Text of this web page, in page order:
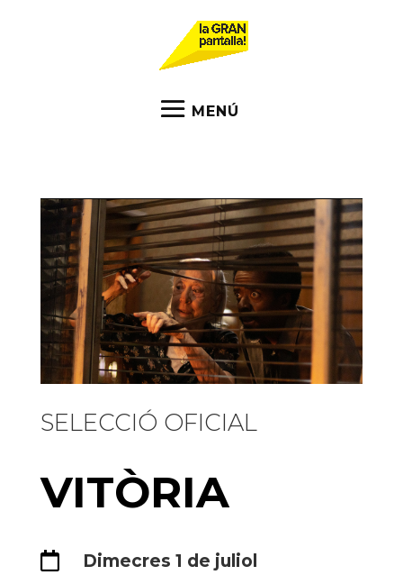
SELECCIÓ OFICIAL
VITÒRIA
 Dimecres 1 de juliol